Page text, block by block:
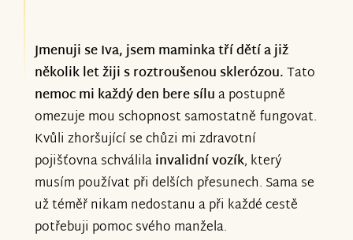
Jmenuji se Iva, jsem maminka tří dětí a již
několik let žiji s roztroušenou sklerózou.Tato
nemoc mi každý den bere sílua postupně
omezuje mou schopnost samostatně fungovat.
Kvůli zhoršující se chůzi mi zdravotní
pojišťovna schválilainvalidní vozík, který
musím používat při delších přesunech. Sama se
už téměř nikam nedostanu a při každé cestě
potřebuji pomoc svého manžela.